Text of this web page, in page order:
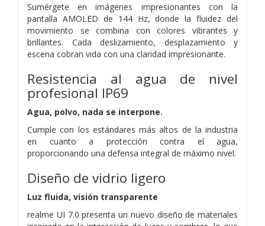
Sumérgete en imágenes impresionantes con la
pantalla AMOLED de 144 Hz, donde la fluidez del
movimiento se combina con colores vibrantes y
brillantes. Cada deslizamiento, desplazamiento y
escena cobran vida con una claridad impresionante.
Resistencia al agua de nivel
profesional IP69
Agua, polvo, nada se interpone.
Cumple con los estándares más altos de la industria
en cuanto a protección contra el agua,
proporcionando una defensa integral de máximo nivel.
Diseño de vidrio ligero
Luz fluida, visión transparente
realme UI 7.0 presenta un nuevo diseño de materiales